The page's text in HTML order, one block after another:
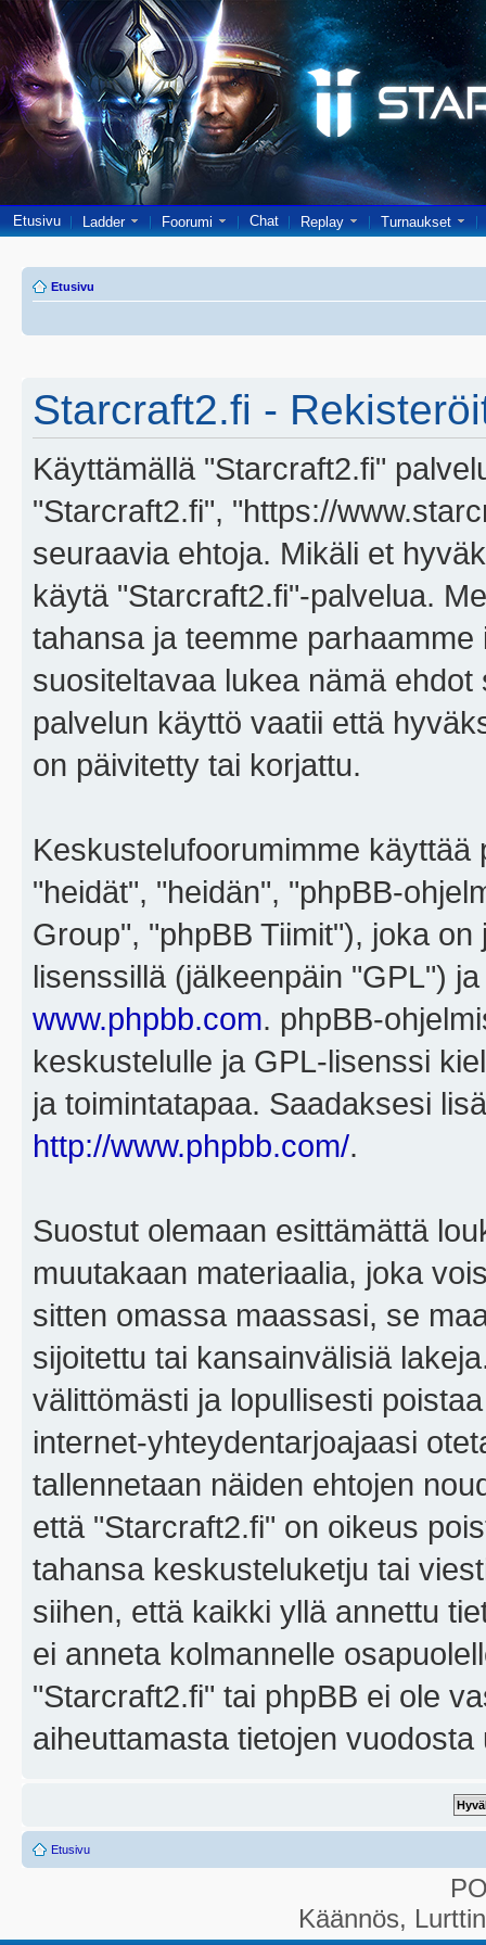
Etusivu Ladder Foorumi Chat Replay Turnaukset
Etusivu
Starcraft2.fi -
Käyttämällä "Starcraft2.fi"
"Starcraft2.fi", "https://
seuraavia ehtoja. Mikäli et
käytä "Starcraft2.fi"-palvelua.
tahansa ja teemme
suositeltavaa lukea nämä
palvelun käyttö vaatii että
on päivitetty tai korjattu.
Keskustelufoorumimme
"heidät", "heidän", "phpBB-
Group", "phpBB Tiimit"), joka on
lisenssillä (jälkeenpäin "GPL")
www.phpbb.com. phpBB-
keskustelulle ja GPL-lisenssi
ja toimintatapaa. Saadaksesi
http://www.phpbb.com/.
Suostut olemaan esittämättä
muutakaan materiaalia, joka
sitten omassa maassasi, se
sijoitettu tai kansainvälisiä
välittömästi ja lopullisesti
internet-yhteydentarjoajaasi
tallennetaan näiden ehtojen
että "Starcraft2.fi" on oikeus
tahansa keskusteluketju tai
siihen, että kaikki yllä annettu
ei anneta kolmannelle
"Starcraft2.fi" tai phpBB ei ole
aiheuttamasta tietojen
Etusivu
Käännös,